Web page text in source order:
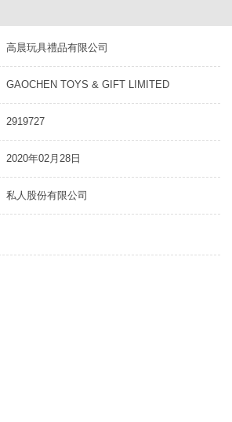
高晨玩具禮品有限公司
GAOCHEN TOYS & GIFT LIMITED
2919727
2020年02月28日
私人股份有限公司